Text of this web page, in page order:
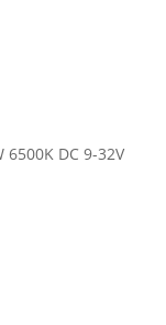
6500K DC 9-32V